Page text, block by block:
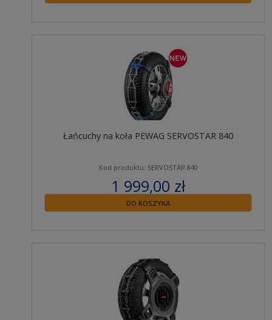
Łańcuchy na koła PEWAG SERVOSTAR 840
Kod produktu: SERVOSTAR 840
1 999,00 zł
zawiera 23% VAT
DO KOSZYKA